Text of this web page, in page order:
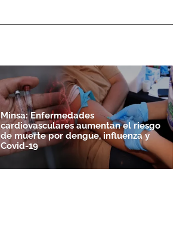
Minsa: Enfermedades
cardiovasculares aumentan el riesgo
de muerte por dengue, influenza y
Covid-19